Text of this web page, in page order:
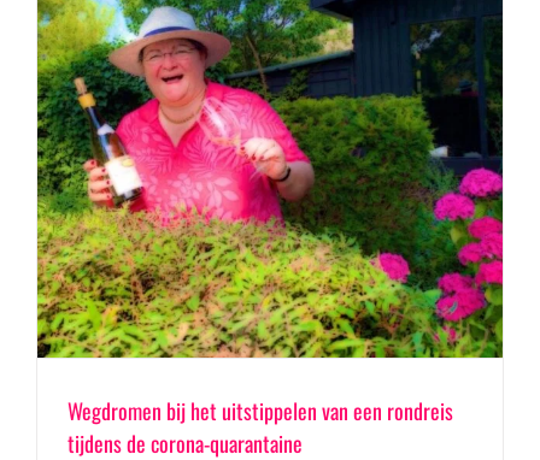
Wegdromen bij het uitstippelen van een rondreis
tijdens de corona-quarantaine